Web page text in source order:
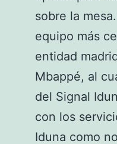
sobre la
equipo más
entidad
Mbappé, al
del Signal
con los
Iduna como